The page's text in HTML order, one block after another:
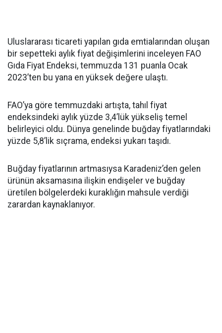
Uluslararası ticareti yapılan gıda emtialarından oluşan
bir sepetteki aylık fiyat değişimlerini inceleyen FAO
Gıda Fiyat Endeksi, temmuzda 131 puanla Ocak
2023’ten bu yana en yüksek değere ulaştı.
FAO’ya göre temmuzdaki artışta, tahıl fiyat
endeksindeki aylık yüzde 3,4’lük yükseliş temel
belirleyici oldu. Dünya genelinde buğday fiyatlarındaki
yüzde 5,8’lik sıçrama, endeksi yukarı taşıdı.
Buğday fiyatlarının artmasıysa Karadeniz’den gelen
ürünün aksamasına ilişkin endişeler ve buğday
üretilen bölgelerdeki kuraklığın mahsule verdiği
zarardan kaynaklanıyor.